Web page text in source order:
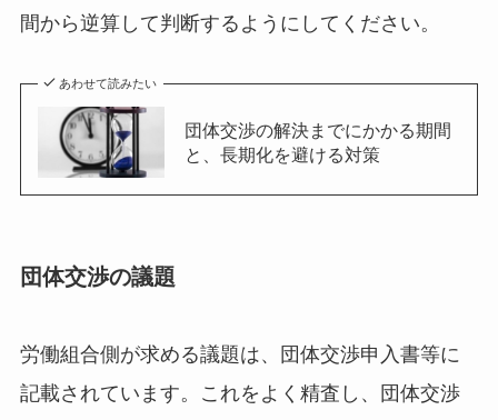
間から逆算して判断するようにしてください。
あわせて読みたい
団体交渉の解決までにかかる期間
と、長期化を避ける対策
団体交渉の議題
労働組合側が求める議題は、団体交渉申入書等に
記載されています。これをよく精査し、団体交渉